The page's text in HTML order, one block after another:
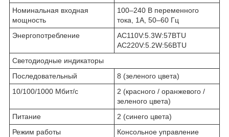
Номинальная входная
мощность
100–240 В переменного
тока, 1А, 50–60 Гц
Энергопотребление
AC110V:5.3W:57BTU
AC220V:5.2W:56BTU
Светодиодные индикаторы
Последовательный
8 (зеленого цвета)
10/100/1000 Мбит/с
2 (красного / оранжевого /
зеленого цвета)
Питание
2 (синего цвета)
Режим работы
Консольное управление